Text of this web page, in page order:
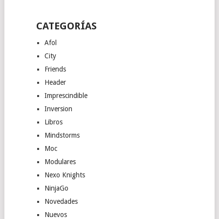
CATEGORÍAS
Afol
City
Friends
Header
Imprescindible
Inversion
Libros
Mindstorms
Moc
Modulares
Nexo Knights
NinjaGo
Novedades
Nuevos